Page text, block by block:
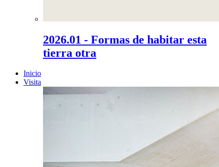
2026.01 - Formas de habitar esta
tierra otra
Inicio
Visita